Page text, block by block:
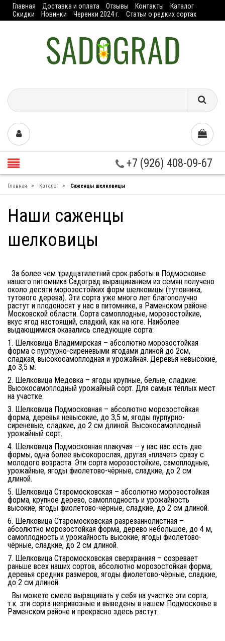
Главная Доставка и оплата Отзывы Контакты
Каталог
Скидки
Новинки Черенки 2024 г. Статьи о редких сортах
+7 (926) 408-09-67
Главная » Каталог » Саженцы шелковицы
Наши саженцы
шелковицы
За более чем тридцатилетний срок работы в Подмосковье
нашего питомника Садоград выращиванием из семян получено
около десяти морозостойких форм шелковицы (тутовника,
тутового дерева). Эти сорта уже много лет благополучно
растут и плодоносят у нас в питомнике, в Раменском районе
Московской области. Сорта самоплодные, морозостойкие,
вкус ягод настоящий, сладкий, как на юге. Наиболее
выдающимися оказались следующие сорта:
1. Шелковица Владимирская – абсолютно морозостойкая
форма с пурпурно-сиреневыми ягодами длиной до 2см,
сладкая, высокосамоплодная и урожайная. Деревья невысокие,
до 3,5 м.
2. Шелковица Медовка – ягоды крупные, белые, сладкие.
Высокосамоплодный урожайный сорт. Для самых тёплых мест
на участке.
3. Шелковица Подмосковная – абсолютно морозостойкая
форма, деревья невысокие, до 3,5 м, ягоды пурпурно-
сиреневые, сладкие, до 2 см длиной. Высокосамоплодный
урожайный сорт.
4. Шелковица Подмосковная плакучая – у нас нас есть две
формы, одна более высокорослая, другая «плачет» сразу с
молодого возраста. Эти сорта морозостойкие, самоплодные,
урожайные, ягоды фиолетово-чёрные, сладкие, до 2 см
длиной.
5. Шелковица Старомосковская – абсолютно морозостойкая
форма, крупное дерево, самоплодность и урожайность
высокие, ягоды фиолетово-чёрные, сладкие, до 2 см длиной.
6. Шелковица Старомосковская разрезаннолистная –
абсолютно морозостойкая форма, дерево небольшое, до 4 м,
самоплодность и урожайность высокие, ягоды фиолетово-
чёрные, сладкие, до 2 см длиной.
7. Шелковица Старомосковская сверхранняя – созревает
раньше всех наших сортов, абсолютно морозостойкая форма,
деревья средних размеров, ягоды фиолетово-чёрные, сладкие,
до 2 см длиной.
Вы можете смело выращивать у себя на участке эти сорта,
т.к. эти сорта непривозные и выведены в нашем Подмосковье в
Раменском районе и прекрасно здесь растут.